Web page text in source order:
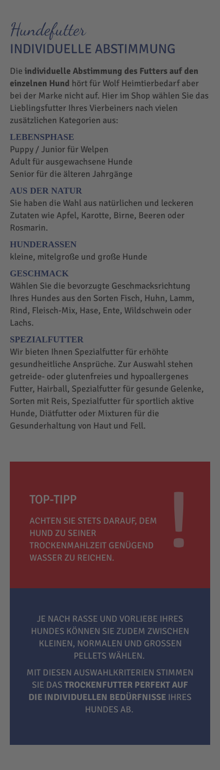
Hundefutter
INDIVIDUELLE ABSTIMMUNG
Die individuelle Abstimmung des Futters auf den
einzelnen Hund hört für Wolf Heimtierbedarf aber
bei der Marke nicht auf. Hier im Shop wählen Sie das
Lieblingsfutter Ihres Vierbeiners nach vielen
zusätzlichen Kategorien aus:
LEBENSPHASE
Puppy / Junior für Welpen
Adult für ausgewachsene Hunde
Senior für die älteren Jahrgänge
AUS DER NATUR
Sie haben die Wahl aus natürlichen und leckeren
Zutaten wie Apfel, Karotte, Birne, Beeren oder
Rosmarin.
HUNDERASSEN
kleine, mitelgroße und große Hunde
GESCHMACK
Wählen Sie die bevorzugte Geschmacksrichtung
Ihres Hundes aus den Sorten Fisch, Huhn, Lamm,
Rind, Fleisch-Mix, Hase, Ente, Wildschwein oder
Lachs.
SPEZIALFUTTER
Wir bieten Ihnen Spezialfutter für erhöhte
gesundheitliche Ansprüche. Zur Auswahl stehen
getreide- oder glutenfreies und hypoallergenes
Futter, Hairball, Spezialfutter für gesunde Gelenke,
Sorten mit Reis, Spezialfutter für sportlich aktive
Hunde, Diätfutter oder Mixturen für die
Gesunderhaltung von Haut und Fell.
TOP-TIPP
ACHTEN SIE STETS DARAUF, DEM
HUND ZU SEINER
TROCKENMAHLZEIT GENÜGEND
WASSER ZU REICHEN.
JE NACH RASSE UND VORLIEBE IHRES
HUNDES KÖNNEN SIE ZUDEM ZWISCHEN
KLEINEN, NORMALEN UND GROSSEN P
ELLETS WÄHLEN.
MIT DIESEN AUSWAHLKRITERIEN STIMMEN
SIE DAS TROCKENFUTTER PERFEKT AUF
DIE INDIVIDUELLEN BEDÜRFNISSE IHRES
HUNDES AB.